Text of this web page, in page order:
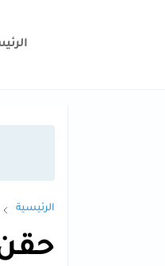
الرئيسية
حقن